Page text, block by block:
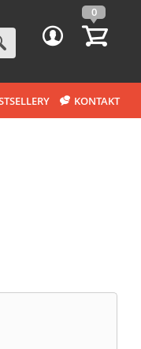
0
KONTAKT